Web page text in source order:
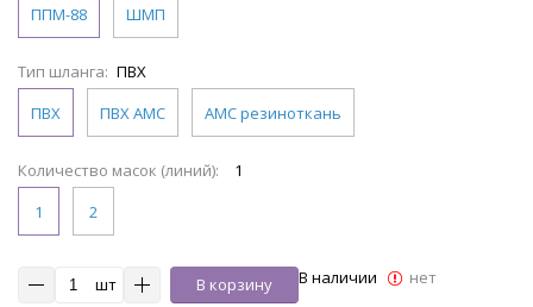
ППМ-88
ШМП
Тип шланга: ПВХ
ПВХ
ПВХ АМС АМС резиноткань
Количество масок (линий):
1
1
2
шт В корзину В наличии нет